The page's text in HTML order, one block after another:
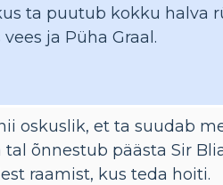
ta puutub kokku halva
ja Püha Graal.
oskuslik, et ta suudab
õnnestub päästa Sir
raamist, kus teda hoiti.